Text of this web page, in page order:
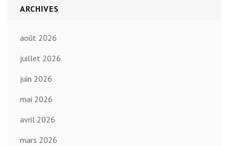
ARCHIVES
août 2026
juillet 2026
juin 2026
mai 2026
avril 2026
mars 2026